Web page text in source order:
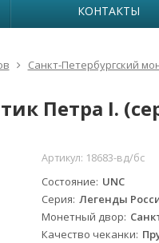
КОНТАКТЫ
Санкт-Петербургский
Петра I.
Артикул: 18683-вд/бс
Состояние UNC
Серия Легенды
Монетный двор
Качество чеканки